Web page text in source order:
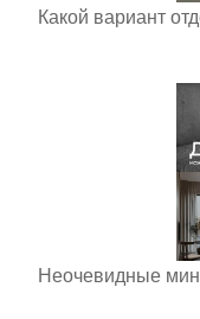
Какой вариант
Неочевидные